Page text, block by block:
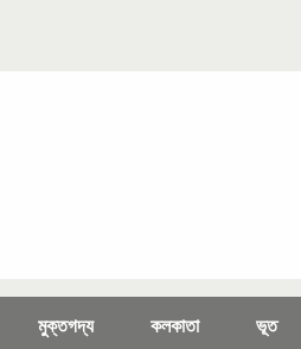
মুক্তগদ্য কলকাতা ভূত